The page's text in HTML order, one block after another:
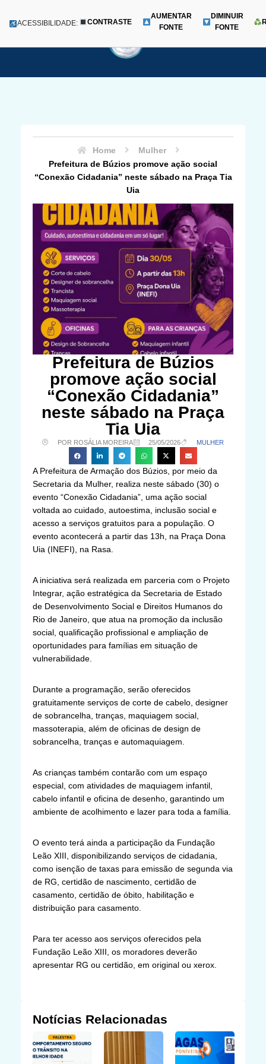
para
Menu
ACESSIBILIDADE: CONTRASTE
AUMENTAR
FONTE
DIMINUIR
FONTE
Home
Mulher
Prefeitura de Búzios promove ação social
“Conexão Cidadania” neste sábado na Praça Tia
Uia
Prefeitura de Búzios
promove ação social
“Conexão Cidadania”
neste sábado na Praça
Tia Uia
POR ROSÁLIA MOREIRA 25/05/2026 MULHER
A Prefeitura de Armação dos Búzios, por meio da
Secretaria da Mulher, realiza neste sábado (30) o
evento “Conexão Cidadania”, uma ação social
voltada ao cuidado, autoestima, inclusão social e
acesso a serviços gratuitos para a população. O
evento acontecerá a partir das 13h, na Praça Dona
Uia (INEFI), na Rasa.
A iniciativa será realizada em parceria com o Projeto
Integrar, ação estratégica da Secretaria de Estado
de Desenvolvimento Social e Direitos Humanos do
Rio de Janeiro, que atua na promoção da inclusão
social, qualificação profissional e ampliação de
oportunidades para famílias em situação de
vulnerabilidade.
Durante a programação, serão oferecidos
gratuitamente serviços de corte de cabelo, designer
de sobrancelha, tranças, maquiagem social,
massoterapia, além de oficinas de design de
sobrancelha, tranças e automaquiagem.
As crianças também contarão com um espaço
especial, com atividades de maquiagem infantil,
cabelo infantil e oficina de desenho, garantindo um
ambiente de acolhimento e lazer para toda a família.
O evento terá ainda a participação da Fundação
Leão XIII, disponibilizando serviços de cidadania,
como isenção de taxas para emissão de segunda via
de RG, certidão de nascimento, certidão de
casamento, certidão de óbito, habilitação e
distribuição para casamento.
Para ter acesso aos serviços oferecidos pela
Fundação Leão XIII, os moradores deverão
apresentar RG ou certidão, em original ou xerox.
Notícias Relacionadas